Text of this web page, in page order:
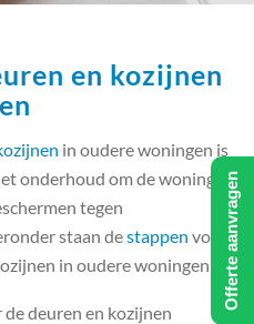
en kozijnen
in oudere woningen is
onderhoud om de woning in
tegen
staan destappen voor
in oudere woningen:
deuren en kozijnen
Offerte aanvragen